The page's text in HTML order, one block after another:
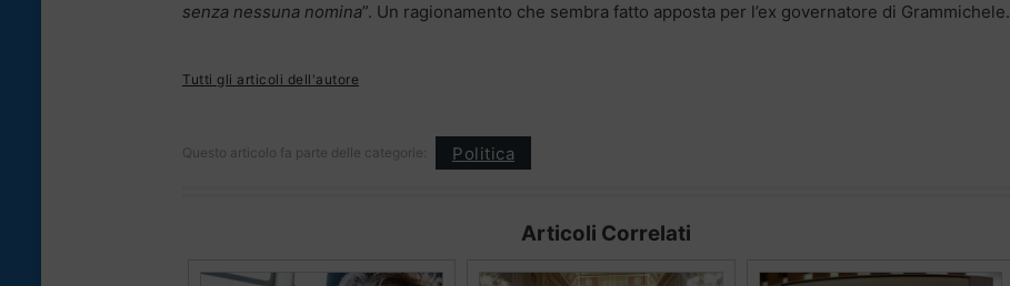
senza nessuna nomina”. Un ragionamento che sembra fatto apposta per l’ex governatore di Grammichele.
Tutti gli articoli dell'autore
Questo articolo fa parte delle categorie: Politica
Articoli Correlati